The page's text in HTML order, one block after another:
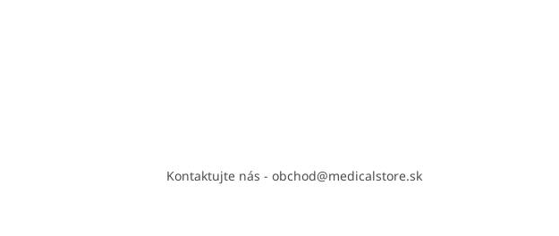
Kontaktujte nás - obchod@medicalstore.sk